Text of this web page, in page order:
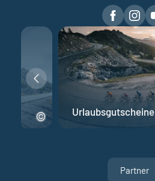
Urlaubsgutscheine
Partner